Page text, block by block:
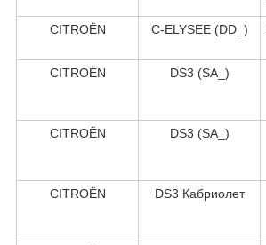
CITROËN
C-ELYSEE (DD_)
CITROËN
DS3 (SA_)
CITROËN
DS3 (SA_)
CITROËN
DS3 Кабриолет